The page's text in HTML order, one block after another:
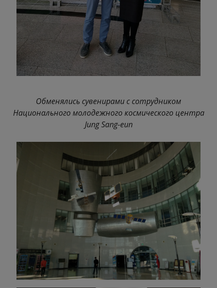
Обменялись сувенирами с сотрудником
Национального молодежного космического центра
Jung Sang-eun